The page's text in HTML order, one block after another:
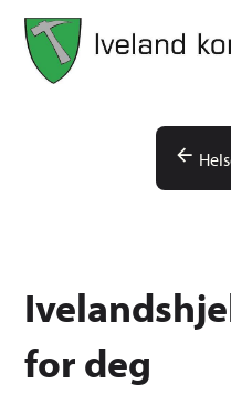
Iveland kommune
for deg